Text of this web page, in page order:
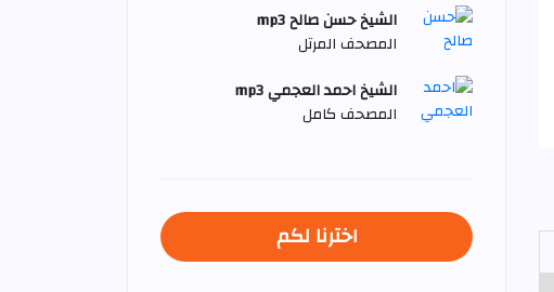
الشيخ حسن صالح mp3
المصحف المرتل
الشيخ احمد العجمي mp3
المصحف كامل
اخترنا لكم